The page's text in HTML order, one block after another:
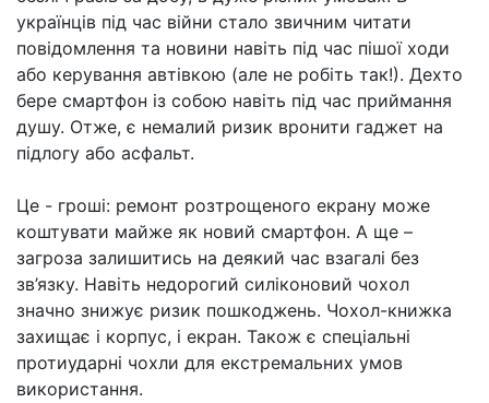
українців під час війни стало звичним читати
повідомлення та новини навіть під час пішої ходи
або керування автівкою (але не робіть так!). Дехто
бере смартфон із собою навіть під час приймання
душу. Отже, є немалий ризик вронити гаджет на
підлогу або асфальт.
Це - гроші: ремонт розтрощеного екрану може
коштувати майже як новий смартфон. А ще –
загроза залишитись на деякий час взагалі без
зв’язку. Навіть недорогий силіконовий чохол
значно знижує ризик пошкоджень. Чохол-книжка
захищає і корпус, і екран. Також є спеціальні
протиударні чохли для екстремальних умов
використання.